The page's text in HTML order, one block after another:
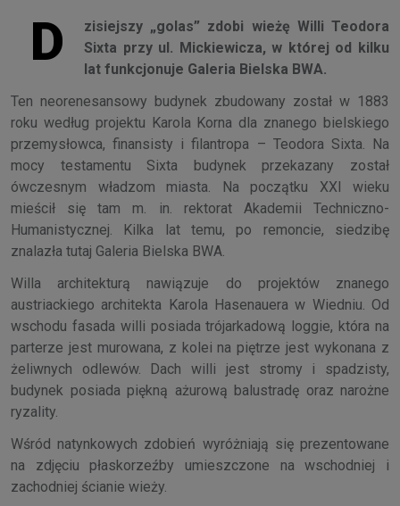
D
zisiejszy „golas” zdobi wieżę Willi Teodora
Sixta przy ul. Mickiewicza, w której od kilku
lat funkcjonuje Galeria Bielska BWA.
Ten neorenesansowy budynek zbudowany został w 1883
roku według projektu Karola Korna dla znanego bielskiego
przemysłowca, finansisty i filantropa – Teodora Sixta. Na
mocy testamentu Sixta budynek przekazany został
ówczesnym władzom miasta. Na początku XXI wieku
mieścił się tam m. in. rektorat Akademii Techniczno-
Humanistycznej. Kilka lat temu, po remoncie, siedzibę
znalazła tutaj Galeria Bielska BWA.
Willa architekturą nawiązuje do projektów znanego
austriackiego architekta Karola Hasenauera w Wiedniu. Od
wschodu fasada willi posiada trójarkadową loggie, która na
parterze jest murowana, z kolei na piętrze jest wykonana z
żeliwnych odlewów. Dach willi jest stromy i spadzisty,
budynek posiada piękną ażurową balustradę oraz narożne
ryzality.
Wśród natynkowych zdobień wyróżniają się prezentowane
na zdjęciu płaskorzeźby umieszczone na wschodniej i
zachodniej ścianie wieży.